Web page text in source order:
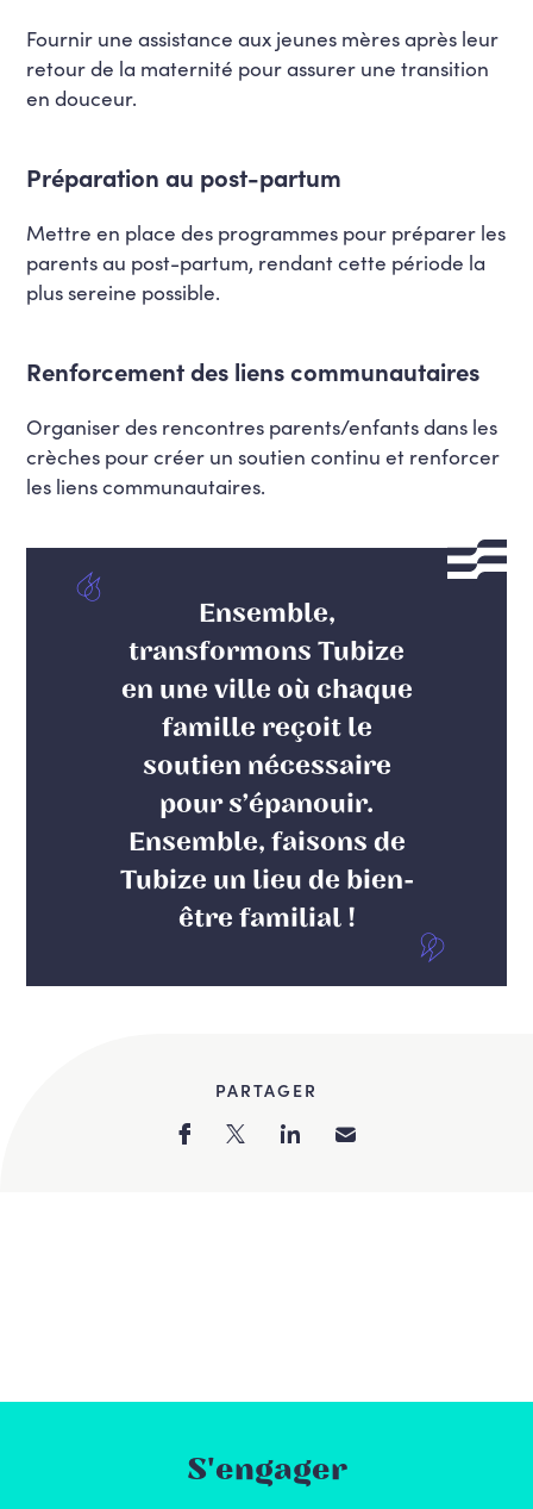
Fournir une assistance aux jeunes mères après leur
retour de la maternité pour assurer une transition
en douceur.
Préparation au post-partum
Mettre en place des programmes pour préparer les
parents au post-partum, rendant cette période la
plus sereine possible.
Renforcement des liens communautaires
Organiser des rencontres parents/enfants dans les
crèches pour créer un soutien continu et renforcer
les liens communautaires.
Ensemble,
transformons Tubize
en une ville où chaque
famille reçoit le
soutien nécessaire
pour s’épanouir.
Ensemble, faisons de
Tubize un lieu de bien-
être familial !
PARTAGER
S'engager